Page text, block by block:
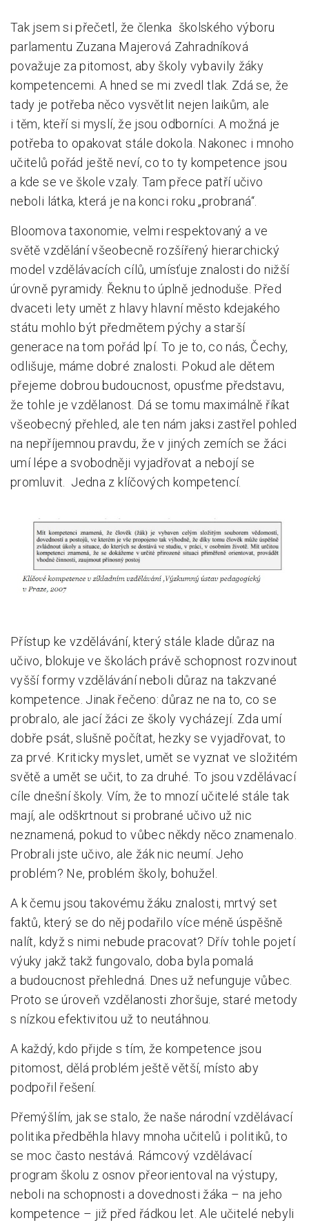
Tak jsem si přečetl, že členka školského výboru
parlamentu Zuzana Majerová Zahradníková
považuje za pitomost, aby školy vybavily žáky
kompetencemi. A hned se mi zvedl tlak. Zdá se, že
tady je potřeba něco vysvětlit nejen laikům, ale
i těm, kteří si myslí, že jsou odborníci. A možná je
potřeba to opakovat stále dokola. Nakonec i mnoho
učitelů pořád ještě neví, co to ty kompetence jsou
a kde se ve škole vzaly. Tam přece patří učivo
neboli látka, která je na konci roku „probraná“.
Bloomova taxonomie, velmi respektovaný a ve
světě vzdělání všeobecně rozšířený hierarchický
model vzdělávacích cílů, umísťuje znalosti do nižší
úrovně pyramidy. Řeknu to úplně jednoduše. Před
dvaceti lety umět z hlavy hlavní město kdejakého
státu mohlo být předmětem pýchy a starší
generace na tom pořád lpí. To je to, co nás, Čechy,
odlišuje, máme dobré znalosti. Pokud ale dětem
přejeme dobrou budoucnost, opusťme představu,
že tohle je vzdělanost. Dá se tomu maximálně říkat
všeobecný přehled, ale ten nám jaksi zastřel pohled
na nepříjemnou pravdu, že v jiných zemích se žáci
umí lépe a svobodněji vyjadřovat a nebojí se
promluvit. Jedna z klíčových kompetencí.
Přístup ke vzdělávání, který stále klade důraz na
učivo, blokuje ve školách právě schopnost rozvinout
vyšší formy vzdělávání neboli důraz na takzvané
kompetence. Jinak řečeno: důraz ne na to, co se
probralo, ale jací žáci ze školy vycházejí. Zda umí
dobře psát, slušně počítat, hezky se vyjadřovat, to
za prvé. Kriticky myslet, umět se vyznat ve složitém
světě a umět se učit, to za druhé. To jsou vzdělávací
cíle dnešní školy. Vím, že to mnozí učitelé stále tak
mají, ale odškrtnout si probrané učivo už nic
neznamená, pokud to vůbec někdy něco znamenalo.
Probrali jste učivo, ale žák nic neumí. Jeho
problém? Ne, problém školy, bohužel.
A k čemu jsou takovému žáku znalosti, mrtvý set
faktů, který se do něj podařilo více méně úspěšně
nalít, když s nimi nebude pracovat? Dřív tohle pojetí
výuky jakž takž fungovalo, doba byla pomalá
a budoucnost přehledná. Dnes už nefunguje vůbec.
Proto se úroveň vzdělanosti zhoršuje, staré metody
s nízkou efektivitou už to neutáhnou.
A každý, kdo přijde s tím, že kompetence jsou
pitomost, dělá problém ještě větší, místo aby
podpořil řešení.
Přemýšlím, jak se stalo, že naše národní vzdělávací
politika předběhla hlavy mnoha učitelů i politiků, to
se moc často nestává. Rámcový vzdělávací
program školu z osnov přeorientoval na výstupy,
neboli na schopnosti a dovednosti žáka – na jeho
kompetence – již před řádkou let. Ale učitelé nebyli